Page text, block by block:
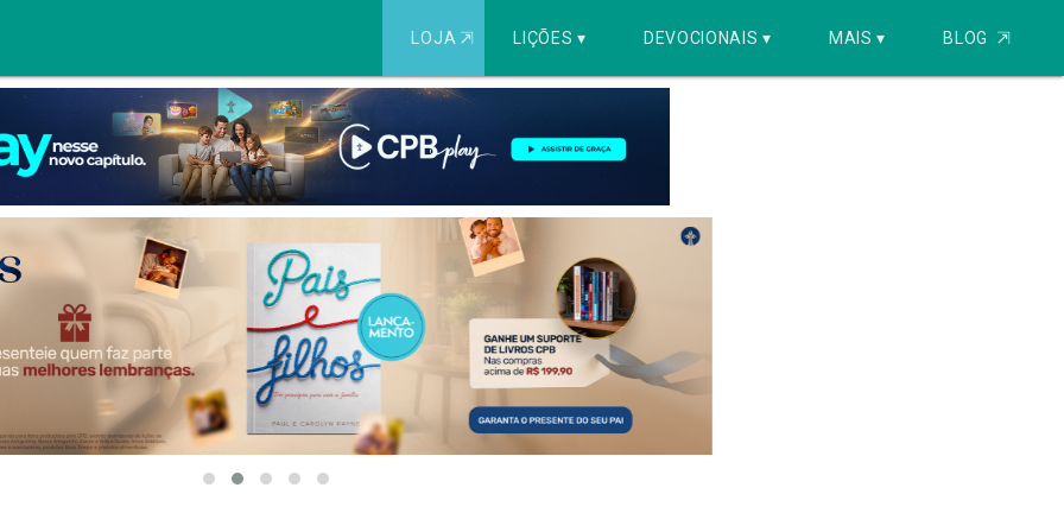
LOJA ⇱ LIÇÕES ▾ DEVOCIONAIS ▾ MAIS ▾ BLOG ⇱